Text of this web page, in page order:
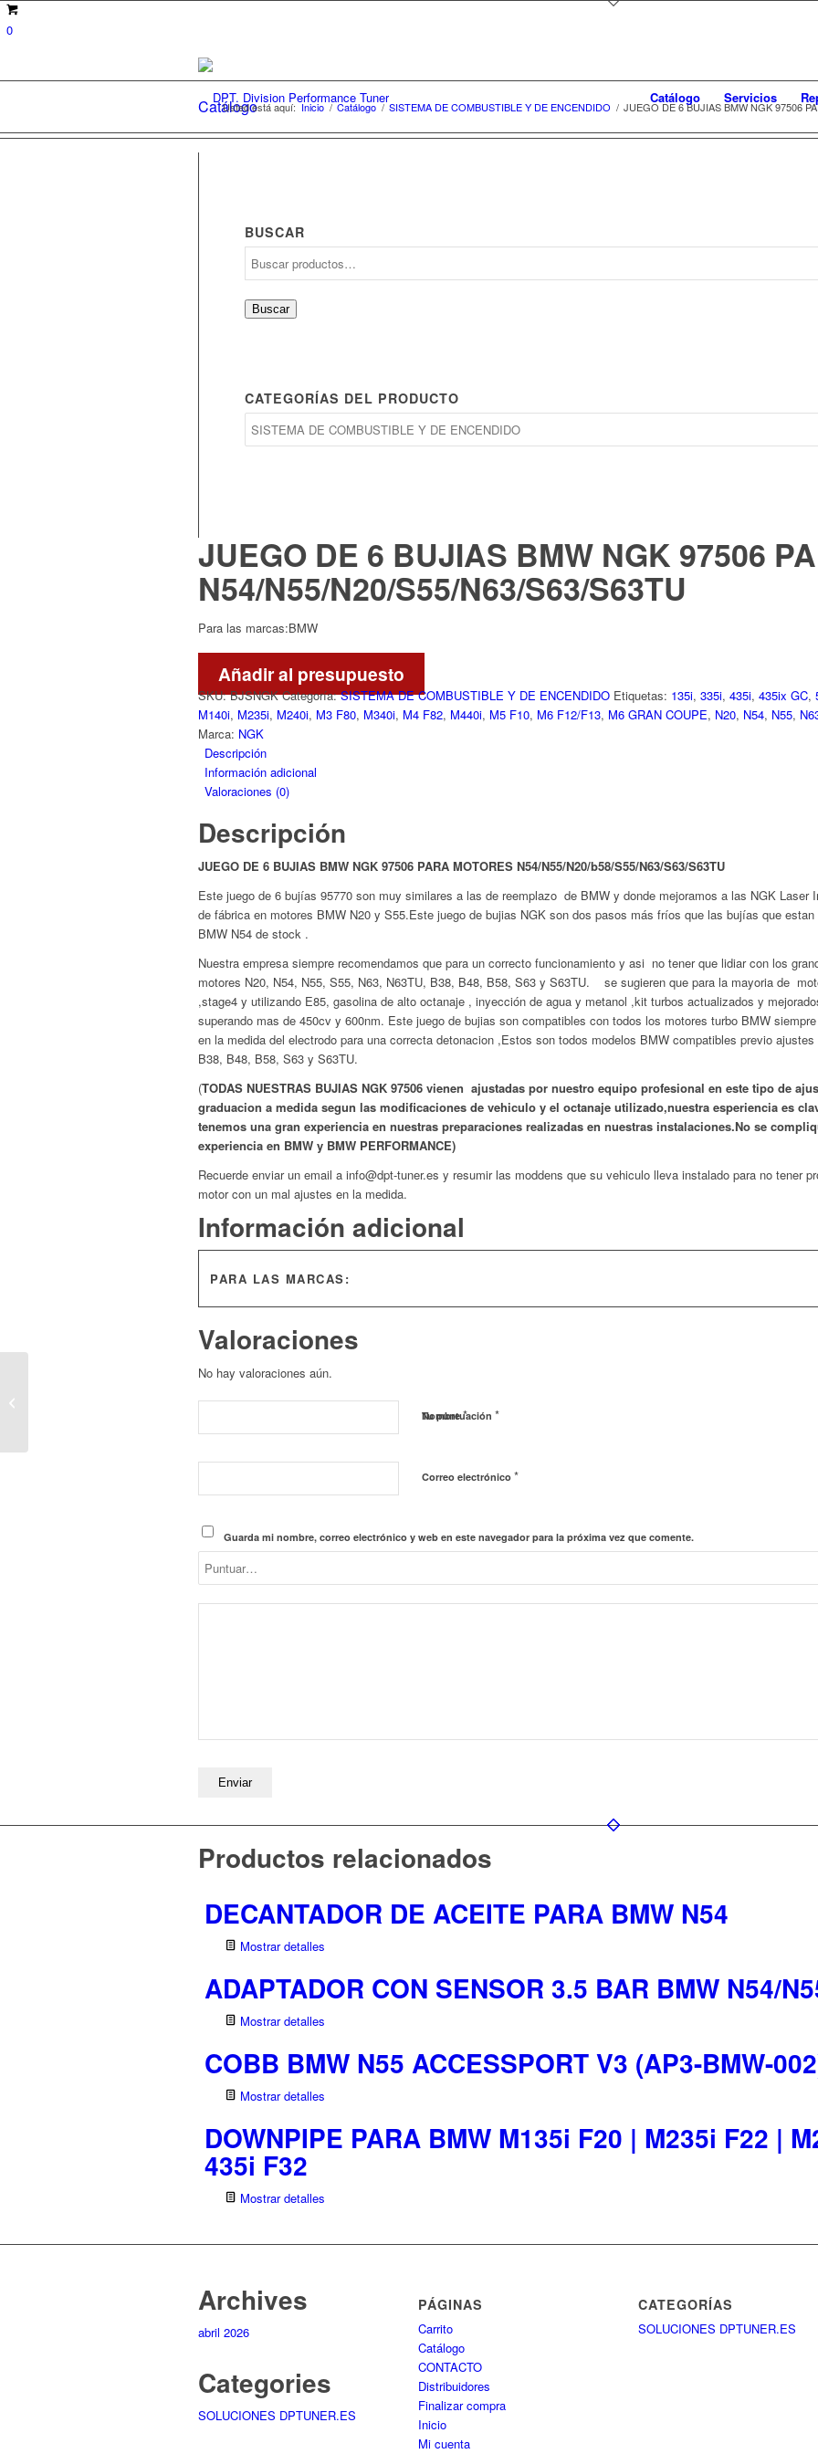
0
Catálogo Servicios
Catálogo
Usted está aquí: Inicio / Catálogo / SISTEMA DE COMBUSTIBLE Y DE ENCENDIDO / JUEGO DE 6 BUJIAS BMW NGK 97506
BUSCAR
Buscar
CATEGORÍAS DEL PRODUCTO
JUEGO DE 6 BUJIAS BMW NGK 97506
N54/N55/N20/S55/N63/S63/S63TU
Para las marcas:BMW
Añadir al presupuesto
SKU:BJSNGK Categoría:SISTEMA DE COMBUSTIBLE Y DE ENCENDIDO Etiquetas: 135i, 335i, 435i, 435ix GC,
M140i, M235i, M240i, M3 F80, M340i, M4 F82, M440i, M5 F10, M6 F12/F13, M6 GRAN COUPE, N20, N54, N55,
Marca: NGK
Descripción
Información adicional
Valoraciones (0)
Descripción
JUEGO DE 6 BUJIAS BMW NGK 97506 PARA MOTORES N54/N55/N20/b58/S55/N63/S63/S63TU
Este juego de 6 bujías 95770 son muy similares a las de reemplazo de BMW y donde mejoramos a las NGK Laser
de fábrica en motores BMW N20 y S55.Este juego de bujias NGK son dos pasos más fríos que las bujías que
BMW N54 de stock .
Nuestra empresa siempre recomendamos que para un correcto funcionamiento y asi no tener que lidiar con los
motores N20, N54, N55, S55, N63, N63TU, B38, B48, B58, S63 y S63TU. se sugieren que para la mayoria de
,stage4 y utilizando E85, gasolina de alto octanaje , inyección de agua y metanol ,kit turbos actualizados y
superando mas de 450cv y 600nm. Este juego de bujias son compatibles con todos los motores turbo BMW
en la medida del electrodo para una correcta detonacion ,Estos son todos modelos BMW compatibles previo
B38, B48, B58, S63 y S63TU.
(TODAS NUESTRAS BUJIAS NGK 97506 vienen ajustadas por nuestro equipo profesional en este tipo de
graduacion a medida segun las modificaciones de vehiculo y el octanaje utilizado,nuestra esperiencia es
tenemos una gran experiencia en nuestras preparaciones realizadas en nuestras instalaciones.No se
experiencia en BMW y BMW PERFORMANCE)
Recuerde enviar un email a info@dpt-tuner.es y resumir las moddens que su vehiculo lleva instalado para no tener
motor con un mal ajustes en la medida.
Información adicional
PARA LAS MARCAS:
Valoraciones
No hay valoraciones aún.
Nombre*
Correo electrónico *
Guarda mi nombre, correo electrónico y web en este navegador para la próxima vez que comente.
Tu puntuación *
Productos relacionados
DECANTADOR DE ACEITE PARA BMW N54
Mostrar detalles
ADAPTADOR CON SENSOR 3.5 BAR BMW N54/
Mostrar detalles
COBB BMW N55 ACCESSPORT V3 (AP3-BMW-
Mostrar detalles
DOWNPIPE PARA BMW M135i F20 | M235i F22 |
435i F32
Mostrar detalles
Archives
abril 2026
Categories
SOLUCIONES DPTUNER.ES
PÁGINAS
Carrito
Catálogo
CONTACTO
Distribuidores
Finalizar compra
Inicio
Mi cuenta
CATEGORÍAS
SOLUCIONES DPTUNER.ES